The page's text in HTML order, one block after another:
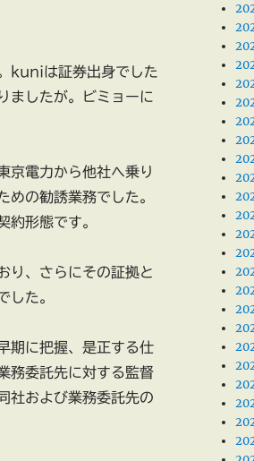
kuniは証券出身でした
ましたが。ビミョーに
京電力から他社へ乗り
めの勧誘業務でした。
約形態です。
り、さらにその証拠と
した。
期に把握、是正する仕
務委託先に対する監督
社および業務委託先の